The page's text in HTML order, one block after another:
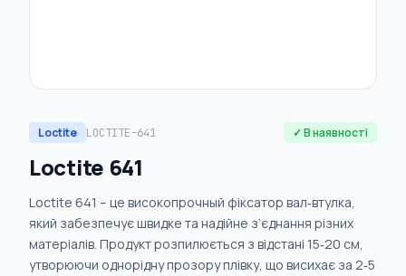
Loctite LOCTITE-641 ✓ В наявності
Loctite 641
Loctite 641 – це високопрочный фіксатор вал‑втулка,
який забезпечує швидке та надійне з’єднання різних
матеріалів. Продукт розпилюється з відстані 15‑20 см,
утворюючи однорідну прозору плівку, що висихає за 2‑5